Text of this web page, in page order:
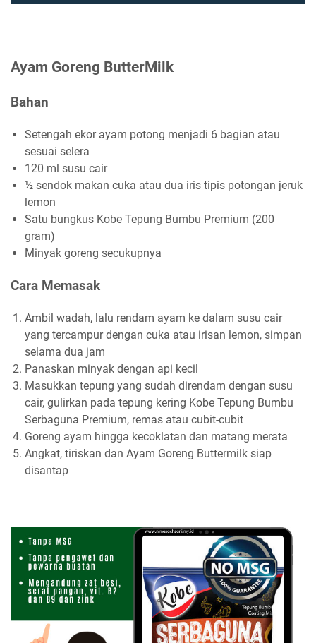
Ayam Goreng ButterMilk
Bahan
Setengah ekor ayam potong menjadi 6 bagian atau
sesuai selera
120 ml susu cair
½ sendok makan cuka atau dua iris tipis potongan jeruk
lemon
Satu bungkus Kobe Tepung Bumbu Premium (200
gram)
Minyak goreng secukupnya
Cara Memasak
Ambil wadah, lalu rendam ayam ke dalam susu cair
yang tercampur dengan cuka atau irisan lemon, simpan
selama dua jam
Panaskan minyak dengan api kecil
Masukkan tepung yang sudah direndam dengan susu
cair, gulirkan pada tepung kering Kobe Tepung Bumbu
Serbaguna Premium, remas atau cubit-cubit
Goreng ayam hingga kecoklatan dan matang merata
Angkat, tiriskan dan Ayam Goreng Buttermilk siap
disantap